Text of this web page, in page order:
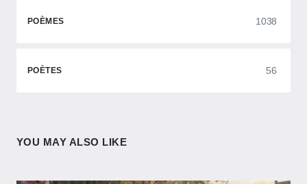
POÈMES 1038
POÈTES 56
YOU MAY ALSO LIKE